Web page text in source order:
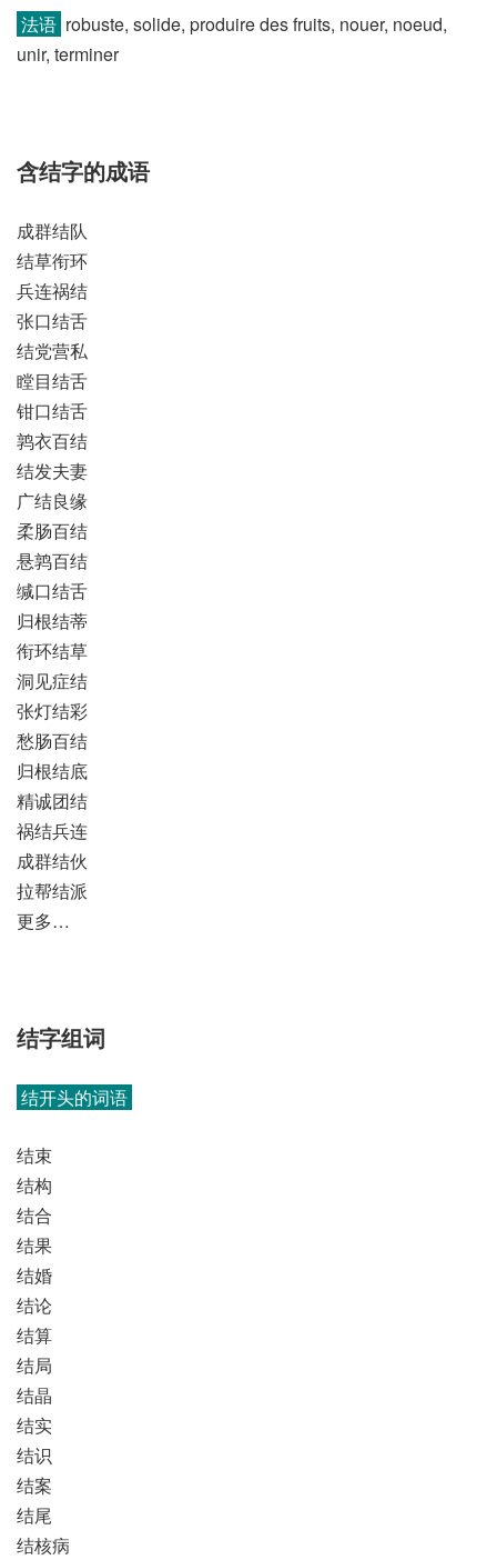
法语 robuste, solide, produire des fruits, nouer, noeud,
unir, terminer
含结字的成语
成群结队
结草衔环
兵连祸结
张口结舌
结党营私
瞠目结舌
钳口结舌
鹑衣百结
结发夫妻
广结良缘
柔肠百结
悬鹑百结
缄口结舌
归根结蒂
衔环结草
洞见症结
张灯结彩
愁肠百结
归根结底
精诚团结
祸结兵连
成群结伙
拉帮结派
更多…
结字组词
结开头的词语
结束
结构
结合
结果
结婚
结论
结算
结局
结晶
结实
结识
结案
结尾
结核病